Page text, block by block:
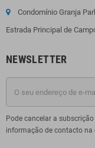
Condomínio Granja
Estrada Principal de
NEWSLETTER
Pode cancelar a
informação de contacto na